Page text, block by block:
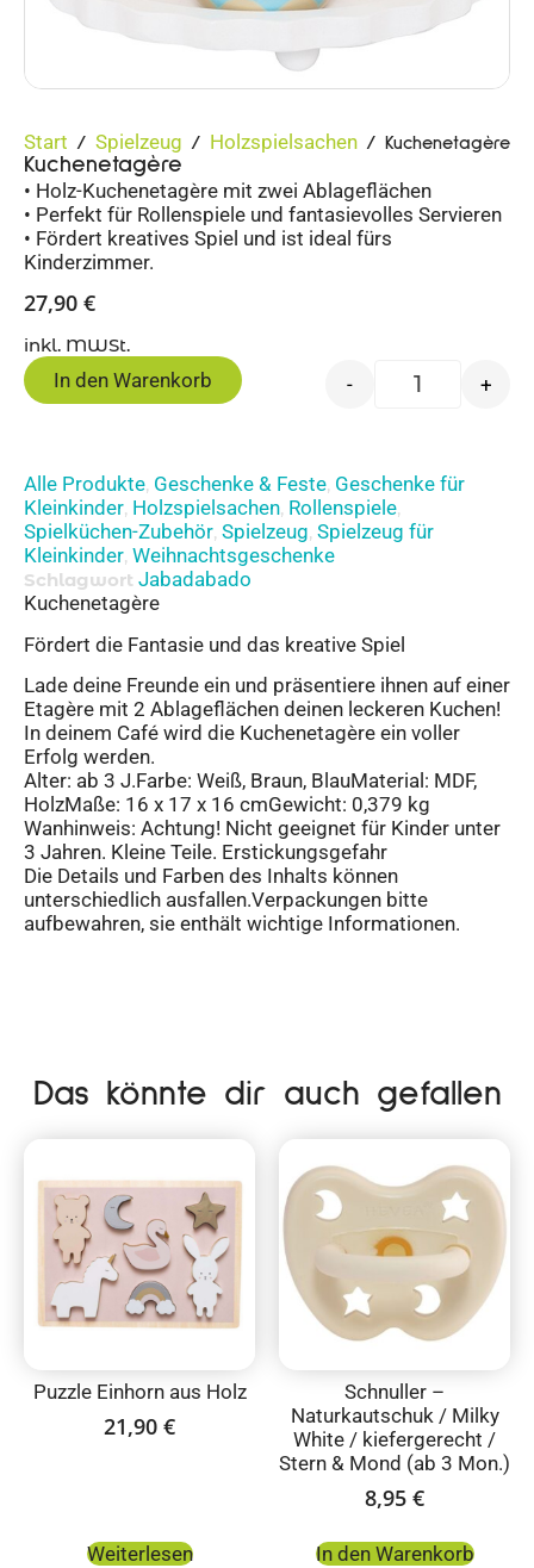
Start / Spielzeug / Holzspielsachen / Kuchenetagère
Kuchenetagère
• Holz-Kuchenetagère mit zwei Ablageflächen
• Perfekt für Rollenspiele und fantasievolles Servieren
• Fördert kreatives Spiel und ist ideal fürs
Kinderzimmer.
27,90 €
inkl. MWSt.
- +
In den Warenkorb
Alle Produkte, Geschenke & Feste, Geschenke für
Kleinkinder, Holzspielsachen, Rollenspiele,
Spielküchen-Zubehör, Spielzeug, Spielzeug für
Kleinkinder, Weihnachtsgeschenke
Schlagwort Jabadabado
Kuchenetagère
Fördert die Fantasie und das kreative Spiel
Lade deine Freunde ein und präsentiere ihnen auf einer
Etagère mit 2 Ablageflächen deinen leckeren Kuchen!
In deinem Café wird die Kuchenetagère ein voller
Erfolg werden.
Alter: ab 3 J.Farbe: Weiß, Braun, BlauMaterial: MDF,
HolzMaße: 16 x 17 x 16 cmGewicht: 0,379 kg
Wanhinweis: Achtung! Nicht geeignet für Kinder unter
3 Jahren. Kleine Teile. Erstickungsgefahr
Die Details und Farben des Inhalts können
unterschiedlich ausfallen.Verpackungen bitte
aufbewahren, sie enthält wichtige Informationen.
Das könnte dir auch gefallen
Puzzle Einhorn aus Holz
21,90 €
Weiterlesen
Schnuller –
Naturkautschuk / Milky
White / kiefergerecht /
Stern & Mond (ab 3 Mon.)
8,95 €
In den Warenkorb